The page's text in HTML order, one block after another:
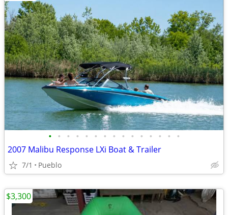
• • • • • • • • • • • • • • •
2007 Malibu Response LXi Boat & Trailer
7/1 Pueblo
$3,300